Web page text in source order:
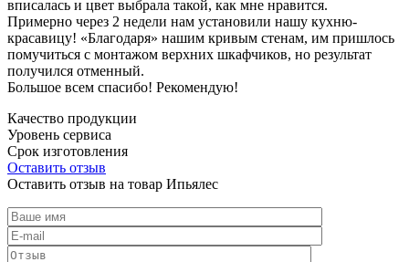
вписалась и цвет выбрала такой, как мне нравится.
Примерно через 2 недели нам установили нашу кухню-
красавицу! «Благодаря» нашим кривым стенам, им пришлось
помучиться с монтажом верхних шкафчиков, но результат
получился отменный.
Большое всем спасибо! Рекомендую!
Качество продукции
Уровень сервиса
Срок изготовления
Оставить отзыв
Оставить отзыв на товар Ипьялес